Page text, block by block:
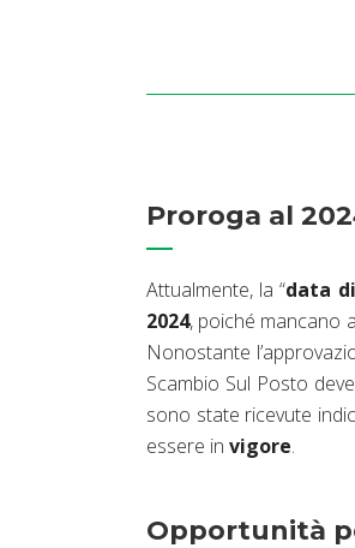
Proroga al
Attualmente, la “data
2024, poiché mancano
Nonostante
Scambio Sul Posto
sono state ricevute
essere in vigore.
Opportunità